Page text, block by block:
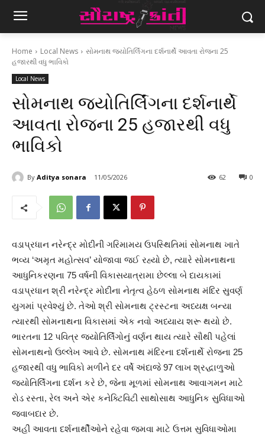
Home Local News
સોમનાથ જ્યોતિર્લિંગના દર્શનાર્થે આવતા રોજના 25
હજારથી વધુ ભાવિકો
Local News
સોમનાથ જ્યોતિર્લિંગના દર્શનાર્થે
આવતા રોજના 25 હજારથી વધુ
ભાવિકો
By Aditya sonara 11/05/2026 0
62
વડાપ્રધાન નરેન્દ્ર મોદીની ગરિમામય ઉપસ્થિતિમાં સોમનાથ ખાતે
ભવ્ય ‘અમૃત મહોત્સવ’ યોજાવા જઈ રહ્યો છે, ત્યારે સોમનાથના
આધુનિકરણના 75 વર્ષની વિકાસયાત્રામા છેલ્લા બે દાયકામાં
વડાપ્રધાન શ્રી નરેન્દ્ર મોદીના નેતૃત્વ હેઠળ સોમનાથ મંદિર સુવર્ણ
યુગમાં પ્રવેશ્યું છે. તેઓ શ્રી સોમનાથ ટ્રસ્ટના અધ્યક્ષ બન્યા
ત્યારથી સોમનાથના વિકાસમાં એક નવો અધ્યાય શરૂ થયો છે.
ભારતના 12 પવિત્ર જ્યોતિર્લિંગોનું વર્ણન થાય ત્યારે સૌથી પહેલાં
સોમનાથનો ઉલ્લેખ આવે છે. સોમનાથ મંદિરના દર્શનાર્થે રોજના 25
હજારથી વધુ ભાવિકો મળીને દર વર્ષે અંદાજે 97 લાખ શ્રદ્ધાળુઓ
જ્યોતિર્લિંગના દર્શન કરે છે, જેના મૂળમાં સોમનાથ આવાગમન માટે
રોડ રસ્તા, રેલ અને એર કનેક્ટિવિટી સાથોસાથ આધુનિક સુવિધાઓ
જવાબદાર છે.
અહીં આવતા દર્શનાર્થીઓને રહેવા જમવા માટે ઉત્તમ સુવિધાઓમા